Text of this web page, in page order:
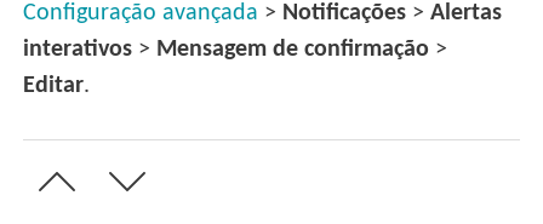
Configuração avançada > Notificações >Alertas
interativos > Mensagem de confirmação >
Editar.